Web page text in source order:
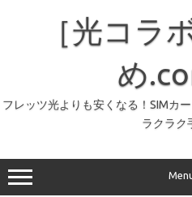
プ
［光コラ
め
フレッツ光よりも安くなる！SIMカ
ラクラク